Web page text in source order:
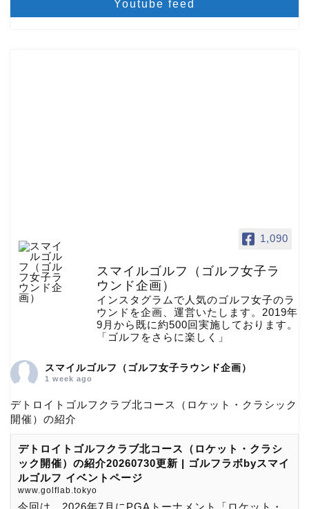
Youtube feed
1,090
スマイルゴルフ（ゴルフ女子ラ
ウンド企画）
インスタグラムで人気のゴルフ女子のラ
ウンドを企画、運営いたします。2019年
9月から既に約500回実施しております。
「ゴルフをさらに楽しく」
スマイルゴルフ（ゴルフ女子ラウンド企画）
1 week ago
デトロイトゴルフクラブ北コース（ロケット・クラシック
開催）の紹介
デトロイトゴルフクラブ北コース（ロケット・クラシ
ック開催）の紹介20260730更新 | ゴルフラボbyスマイ
ルゴルフ イベントページ
www.golflab.tokyo
今回は、2026年7月にPGAトーナメント「ロケット・